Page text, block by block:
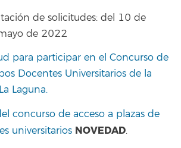
de solicitudes: del 10 de
de 2022
para participar en el Concurso de
Docentes Universitarios de la
Laguna.
concurso de acceso a plazas de
universitarios NOVEDAD.